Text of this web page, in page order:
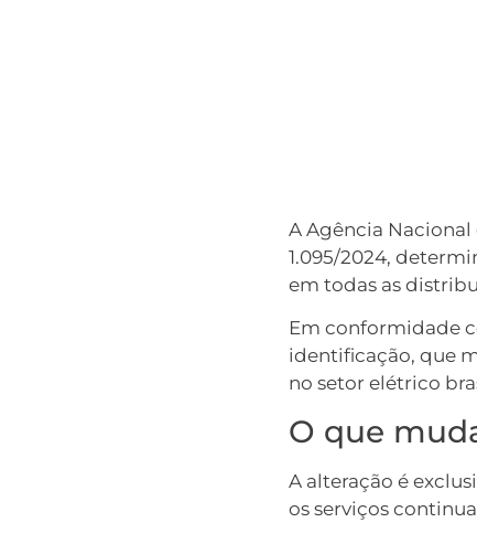
A Agência Nacional
1.095/2024,
em todas as
Em conformidade
identificação, que
no setor elétrico
O que
A alteração é
os serviços